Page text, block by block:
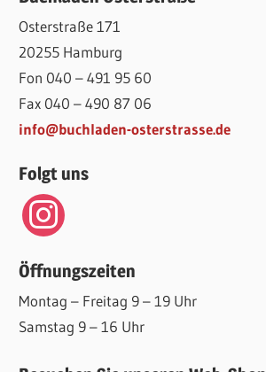
Osterstraße 171
20255 Hamburg
Fon 040 – 491 95 60
Fax 040 – 490 87 06
info@buchladen-osterstrasse.de
Folgt uns
instagram
Öffnungszeiten
Montag – Freitag 9 – 19 Uhr
Samstag 9 – 16 Uhr